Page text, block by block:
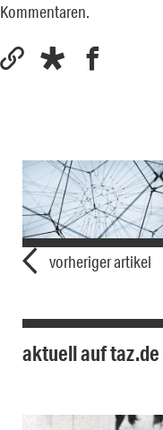
Kommentaren.
vorheriger artikel
aktuell auf taz.de